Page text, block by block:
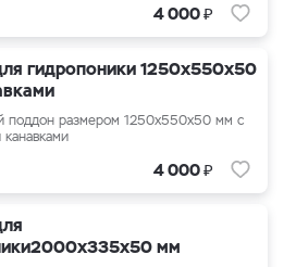
4 000₽
гидропоники 1250х550х50
поддон размером 1250х550х50 мм с
4 000₽
мм